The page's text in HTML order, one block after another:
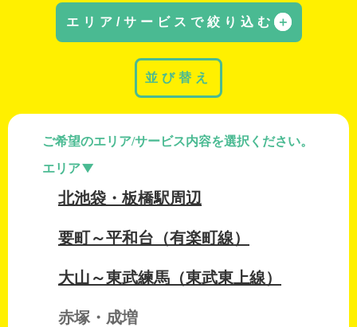
エリア/サービスで絞り込む ＋
ご希望のエリア/サービス内容を選択ください。
エリア
北池袋・板橋駅周辺
要町～平和台（有楽町線）
大山～東武練馬（東武東上線）
赤塚・成増
並び替え